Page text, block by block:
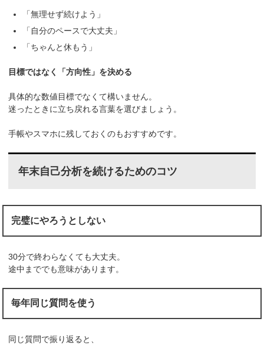
「無理せず続けよう」
「自分のペースで大丈夫」
「ちゃんと休もう」
目標ではなく「方向性」を決める
具体的な数値目標でなくて構いません。
迷ったときに立ち戻れる言葉を選びましょう。
手帳やスマホに残しておくのもおすすめです。
年末自己分析を続けるためのコツ
完璧にやろうとしない
30分で終わらなくても大丈夫。
途中まででも意味があります。
毎年同じ質問を使う
同じ質問で振り返ると、